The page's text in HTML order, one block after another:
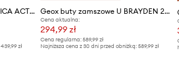
Geox buty wysokie U SPHERICA ACTIF X2
439,99 zł
Geox buty zamszowe U BRAYDEN 2FIT ABX
Cena aktualna:
294,99 zł
Cena regularna: 589,99 zł
Najniższa cena z 30 dni przed obniżką: 589,99 zł